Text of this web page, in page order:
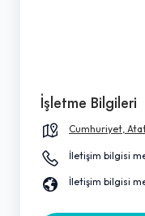
İşletme Bilgileri
Cumhuriyet,
İletişim bilgisi
İletişim bilgisi